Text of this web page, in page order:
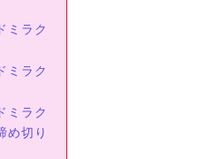
ミラク
ミラク
ミラク
め切り